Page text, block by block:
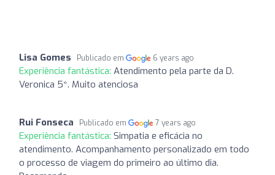
Lisa Gomes Publicado em 6 years ago
Experiência fantástica: Atendimento pela parte da D.
Veronica 5*. Muito atenciosa
Rui Fonseca Publicado em 7 years ago
Experiência fantástica: Simpatia e eficácia no
atendimento. Acompanhamento personalizado em todo
o processo de viagem do primeiro ao último dia.